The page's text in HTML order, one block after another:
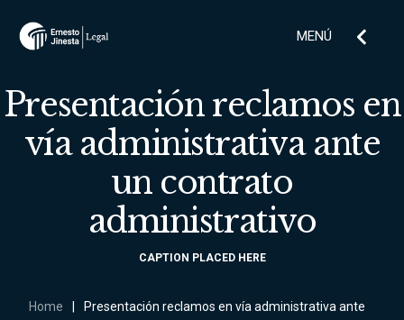
MENÚ
Presentación reclamos en
vía administrativa ante
un contrato
administrativo
CAPTION PLACED HERE
Home
Presentación reclamos en vía administrativa ante